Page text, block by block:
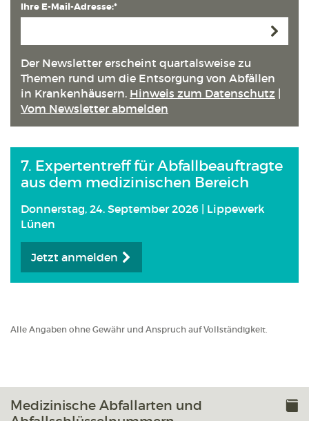
Ihre E-Mail-Adresse:*
Der Newsletter erscheint quartals­weise zu
Themen rund um die Entsorgung von Abfällen
in Kranken­häusern. Hinweis zum Datenschutz
Vom Newsletter abmelden
7. Expertentreff für Abfallbeauftragte
aus dem medizinischen Bereich
Donnerstag, 24. September 2026 | Lippewerk
Lünen
Jetzt anmelden
Alle Angaben ohne Gewähr und Anspruch auf Vollständigkeit.
Medizinische Abfallarten und